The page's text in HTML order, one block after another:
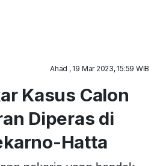
Ahad , 19 Mar 2023, 15:59 WIB
Kasus Calon
Diperas di
Hatta